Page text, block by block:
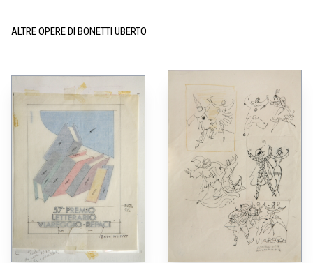
ALTRE OPERE DI BONETTI UBERTO